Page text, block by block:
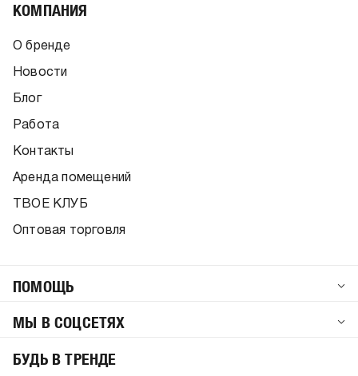
КОМПАНИЯ
О бренде
Новости
Блог
Работа
Контакты
Аренда помещений
ТВОЕ КЛУБ
Оптовая торговля
ПОМОЩЬ
МЫ В СОЦСЕТЯХ
БУДЬ В ТРЕНДЕ